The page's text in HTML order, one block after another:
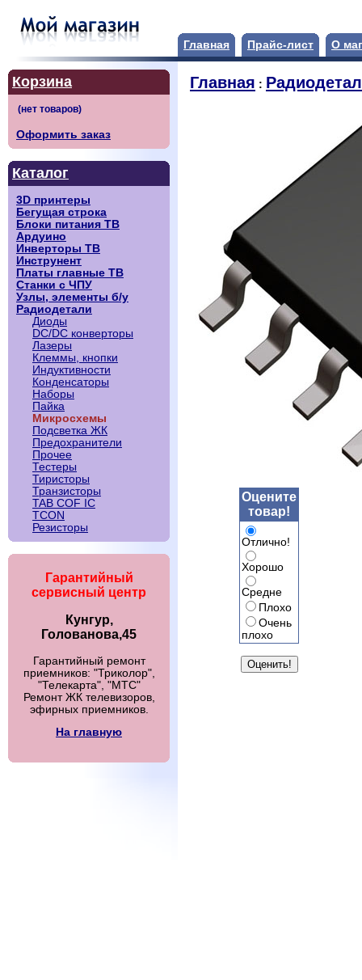
Главная Прайс-лист О
Корзина
Оформить заказ
Каталог
3D принтеры
Бегущая строка
Блоки питания ТВ
Ардуино
Инверторы ТВ
Инструнент
Платы главные ТВ
Станки с ЧПУ
Узлы, элементы б/у
Радиодетали
Диоды
DC/DC конверторы
Лазеры
Клеммы, кнопки
Индуктивности
Конденсаторы
Наборы
Пайка
Микросхемы
Подсветка ЖК
Предохранители
Прочее
Тестеры
Тиристоры
Транзисторы
TAB COF IC
TCON
Резисторы
Гарантийный
сервисный центр
Кунгур,
Голованова,45
Гарантийный ремонт
приемников: "Триколор",
"Телекарта", "МТС"
Ремонт ЖК телевизоров,
эфирных приемников.
На главную
Главная :
Оцените
товар!
Отлично!
Хорошо
Средне
Плохо
Очень
плохо